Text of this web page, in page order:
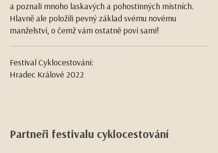
a poznali mnoho laskavých a pohostinných místních.
Hlavně ale položili pevný základ svému novému
manželství, o čemž vám ostatně poví sami!
Festival Cyklocestování:
Hradec Králové 2022
Partneři festivalu cyklocestování